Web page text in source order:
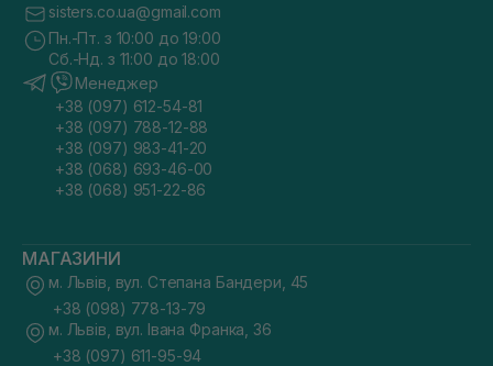
sisters.co.ua@gmail.com
Пн.-Пт. з 10:00 до 19:00
Сб.-Нд. з 11:00 до 18:00
Менеджер
+38 (097) 612-54-81
+38 (097) 788-12-88
+38 (097) 983-41-20
+38 (068) 693-46-00
+38 (068) 951-22-86
МАГАЗИНИ
м. Львів, вул. Степана Бандери, 45
+38 (098) 778-13-79
м. Львів, вул. Івана Франка, 36
+38 (097) 611-95-94